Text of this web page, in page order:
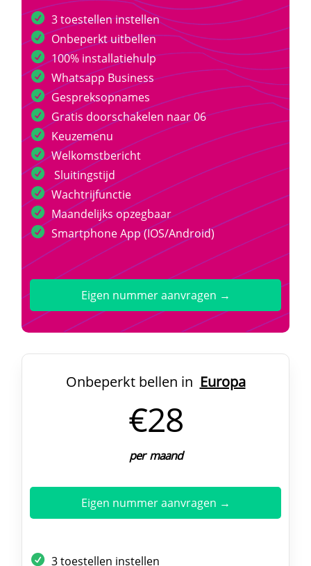
3 toestellen instellen
Onbeperkt uitbellen
100% installatiehulp
Whatsapp Business
Gespreksopnames
Gratis doorschakelen naar 06
Keuzemenu
Welkomstbericht
Sluitingstijd
Wachtrijfunctie
Maandelijks opzegbaar
Smartphone App (IOS/Android)
Eigen nummer aanvragen →
Onbeperkt bellen in Europa
€28
per maand
Eigen nummer aanvragen →
3 toestellen instellen